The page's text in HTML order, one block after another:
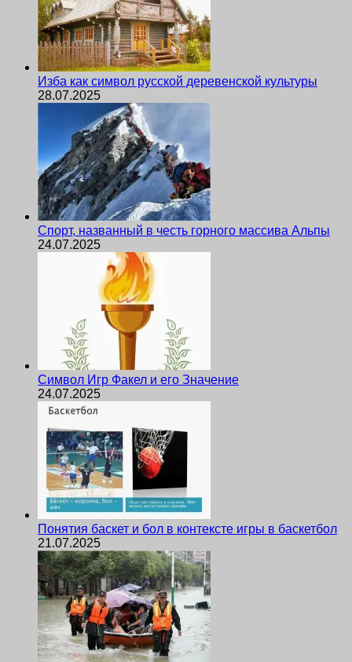
Изба как символ русской деревенской культуры
28.07.2025
Спорт, названный в честь горного массива Альпы
24.07.2025
Символ Игр Факел и его Значение
24.07.2025
Понятия баскет и бол в контексте игры в баскетбол
21.07.2025